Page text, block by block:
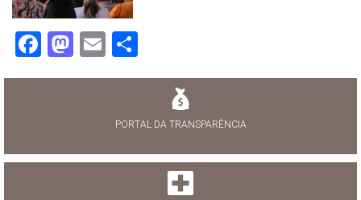
Facebook
Mastodon
Email
PORTAL DA TRANSPARÊNCIA